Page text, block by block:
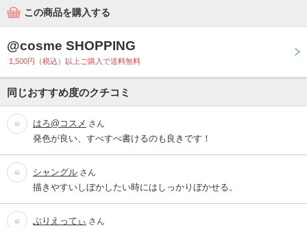
この商品を購入する
@cosme SHOPPING
1,500円（税込）以上ご購入で送料無料
同じおすすめ度のクチコミ
はろ@コスメ さん
発色が良い、すべすべ書けるのも良きです！
シャングル さん
描きやすいしぼかしたい時にはしっかりぼかせる。
ぶりえってぃ さん